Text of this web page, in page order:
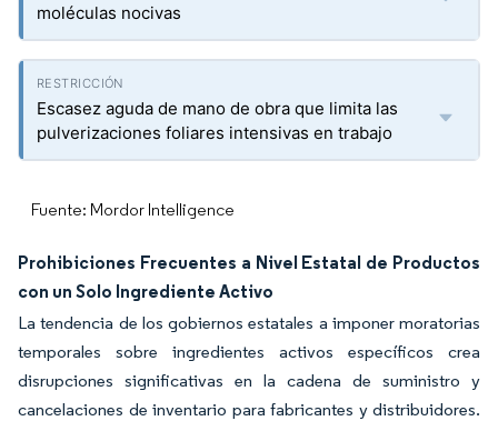
moléculas nocivas
Escasez aguda de mano de obra que limita las
pulverizaciones foliares intensivas en trabajo
Fuente: Mordor Intelligence
Prohibiciones Frecuentes a Nivel Estatal de Productos
con un Solo Ingrediente Activo
La tendencia de los gobiernos estatales a imponer moratorias
temporales sobre ingredientes activos específicos crea
disrupciones significativas en la cadena de suministro y
cancelaciones de inventario para fabricantes y distribuidores.